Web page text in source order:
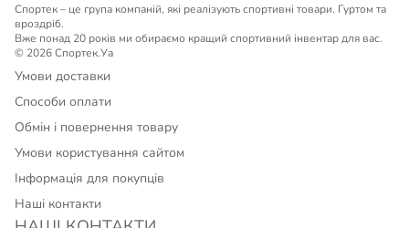
Спортек – це група компаній, які реалізують спортивні товари. Гуртом та
вроздріб.
Вже понад 20 років ми обираємо кращий спортивний інвентар для вас.
© 2026 Спортек.Уа
Умови доставки
Способи оплати
Обмін і повернення товару
Умови користування сайтом
Інформація для покупців
Наші контакти